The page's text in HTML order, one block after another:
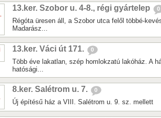
13.ker. Szobor u. 4-8., régi gyártelep 0
Régóta üresen áll, a Szobor utca felől többé-
Madarász...
13.ker. Váci út 171. 0
Több éve lakatlan, szép homlokzatú lakóház. A
hatósági...
8.ker. Salétrom u. 7. 0
Új építésű ház a VIII. Salétrom u. 9. sz. mellett